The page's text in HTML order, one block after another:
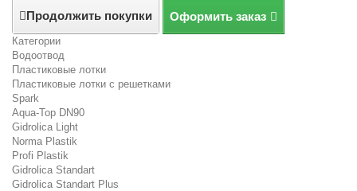
Продолжить покупки Оформить заказ
Категории
Водоотвод
Пластиковые лотки
Пластиковые лотки с решетками
Spark
Aqua-Top DN90
Gidrolica Light
Norma Plastik
Profi Plastik
Gidrolica Standart
Gidrolica Standart Plus